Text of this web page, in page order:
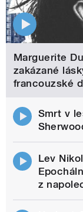
Marguerite
zakázané
francouzské
Smrt v
Lev
z